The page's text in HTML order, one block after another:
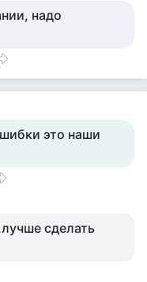
надо
это наши
сделать